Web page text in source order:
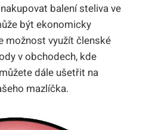
balení steliva ve
být ekonomicky
možnost využít členské
v obchodech, kde
dále ušetřit na
mazlíčka.